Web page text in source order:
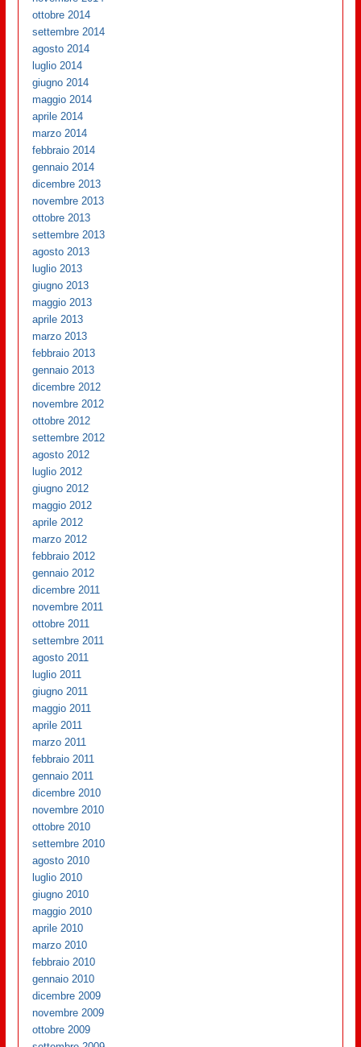
ottobre 2014
settembre 2014
agosto 2014
luglio 2014
giugno 2014
maggio 2014
aprile 2014
marzo 2014
febbraio 2014
gennaio 2014
dicembre 2013
novembre 2013
ottobre 2013
settembre 2013
agosto 2013
luglio 2013
giugno 2013
maggio 2013
aprile 2013
marzo 2013
febbraio 2013
gennaio 2013
dicembre 2012
novembre 2012
ottobre 2012
settembre 2012
agosto 2012
luglio 2012
giugno 2012
maggio 2012
aprile 2012
marzo 2012
febbraio 2012
gennaio 2012
dicembre 2011
novembre 2011
ottobre 2011
settembre 2011
agosto 2011
luglio 2011
giugno 2011
maggio 2011
aprile 2011
marzo 2011
febbraio 2011
gennaio 2011
dicembre 2010
novembre 2010
ottobre 2010
settembre 2010
agosto 2010
luglio 2010
giugno 2010
maggio 2010
aprile 2010
marzo 2010
febbraio 2010
gennaio 2010
dicembre 2009
novembre 2009
ottobre 2009